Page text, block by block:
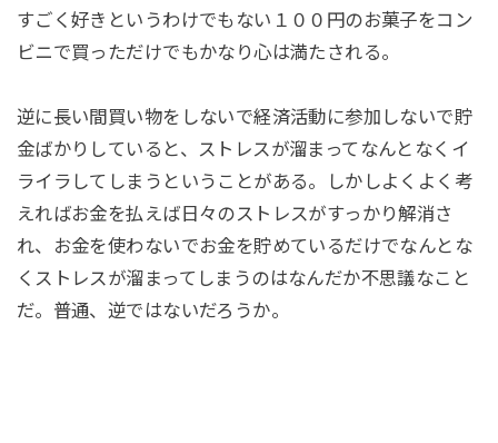
すごく好きというわけでもない１００円のお菓子をコン
ビニで買っただけでもかなり心は満たされる。
逆に長い間買い物をしないで経済活動に参加しないで貯
金ばかりしていると、ストレスが溜まってなんとなくイ
ライラしてしまうということがある。しかしよくよく考
えればお金を払えば日々のストレスがすっかり解消さ
れ、お金を使わないでお金を貯めているだけでなんとな
くストレスが溜まってしまうのはなんだか不思議なこと
だ。普通、逆ではないだろうか。